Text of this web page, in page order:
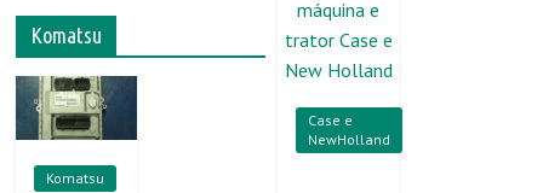
Komatsu
Komatsu
Case e
NewHolland